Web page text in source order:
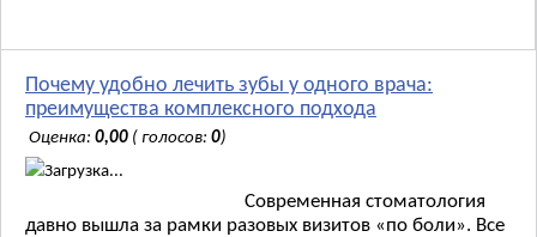
Почему удобно лечить зубы у одного врача:
преимущества комплексного подхода
Оценка: 0,00 ( голосов: 0)
Загрузка...
Современная стоматология
давно вышла за рамки разовых визитов «по боли». Все